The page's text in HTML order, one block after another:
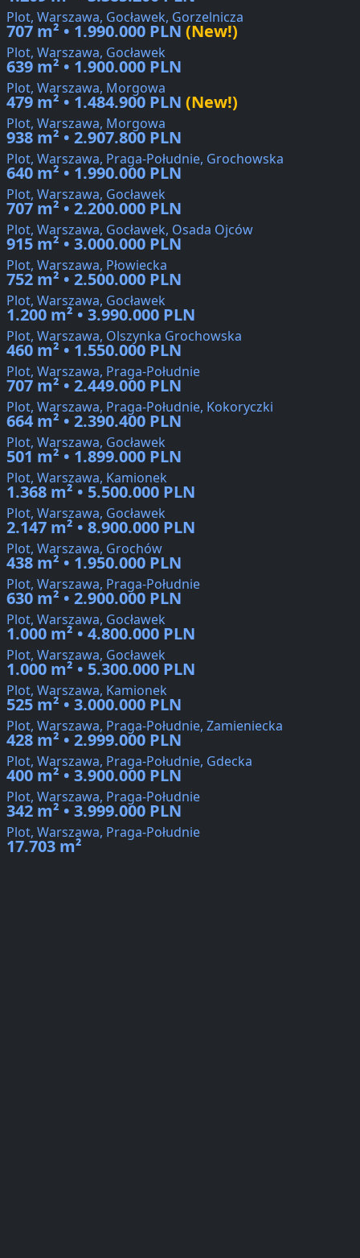
Plot, Warszawa, Gocławek, Gorzelnicza
707 m² • 1.990.000 PLN (New!)
Plot, Warszawa, Gocławek
639 m² • 1.900.000 PLN
Plot, Warszawa, Morgowa
479 m² • 1.484.900 PLN (New!)
Plot, Warszawa, Morgowa
938 m² • 2.907.800 PLN
Plot, Warszawa, Praga-Południe, Grochowska
640 m² • 1.990.000 PLN
Plot, Warszawa, Gocławek
707 m² • 2.200.000 PLN
Plot, Warszawa, Gocławek, Osada Ojców
915 m² • 3.000.000 PLN
Plot, Warszawa, Płowiecka
752 m² • 2.500.000 PLN
Plot, Warszawa, Gocławek
1.200 m² • 3.990.000 PLN
Plot, Warszawa, Olszynka Grochowska
460 m² • 1.550.000 PLN
Plot, Warszawa, Praga-Południe
707 m² • 2.449.000 PLN
Plot, Warszawa, Praga-Południe, Kokoryczki
664 m² • 2.390.400 PLN
Plot, Warszawa, Gocławek
501 m² • 1.899.000 PLN
Plot, Warszawa, Kamionek
1.368 m² • 5.500.000 PLN
Plot, Warszawa, Gocławek
2.147 m² • 8.900.000 PLN
Plot, Warszawa, Grochów
438 m² • 1.950.000 PLN
Plot, Warszawa, Praga-Południe
630 m² • 2.900.000 PLN
Plot, Warszawa, Gocławek
1.000 m² • 4.800.000 PLN
Plot, Warszawa, Gocławek
1.000 m² • 5.300.000 PLN
Plot, Warszawa, Kamionek
525 m² • 3.000.000 PLN
Plot, Warszawa, Praga-Południe, Zamieniecka
428 m² • 2.999.000 PLN
Plot, Warszawa, Praga-Południe, Gdecka
400 m² • 3.900.000 PLN
Plot, Warszawa, Praga-Południe
342 m² • 3.999.000 PLN
Plot, Warszawa, Praga-Południe
17.703 m²